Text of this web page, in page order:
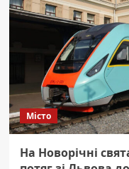
спіймали
порушників
кордону
Місто
На Новорічні